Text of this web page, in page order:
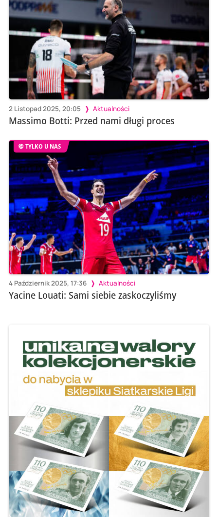
2 Listopad 2025, 20:05 Aktualności
Massimo Botti: Przed nami długi proces
TYLKO U NAS
4 Październik 2025, 17:36 Aktualności
Yacine Louati: Sami siebie zaskoczyliśmy